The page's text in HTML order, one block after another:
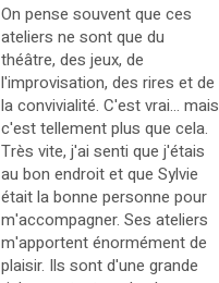
On pense souvent que ces
ateliers ne sont que du
théâtre, des jeux, de
l'improvisation, des rires et de
la convivialité. C'est vrai... mais
c'est tellement plus que cela.
Très vite, j'ai senti que j'étais
au bon endroit et que Sylvie
était la bonne personne pour
m'accompagner. Ses ateliers
m'apportent énormément de
plaisir. Ils sont d'une grande